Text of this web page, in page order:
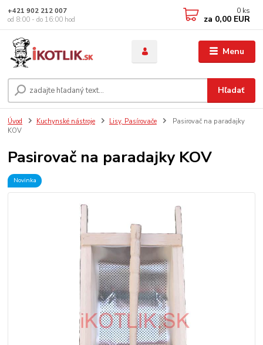
Menu
Hľadať
+421 902 212 007
od 8:00 - do 16:00 hod
0 ks
za 0,00 EUR
Úvod Kuchynské nástroje Lisy, Pasírovače
Pasirovač na paradajky
KOV
Pasirovač na paradajky KOV
Novinka